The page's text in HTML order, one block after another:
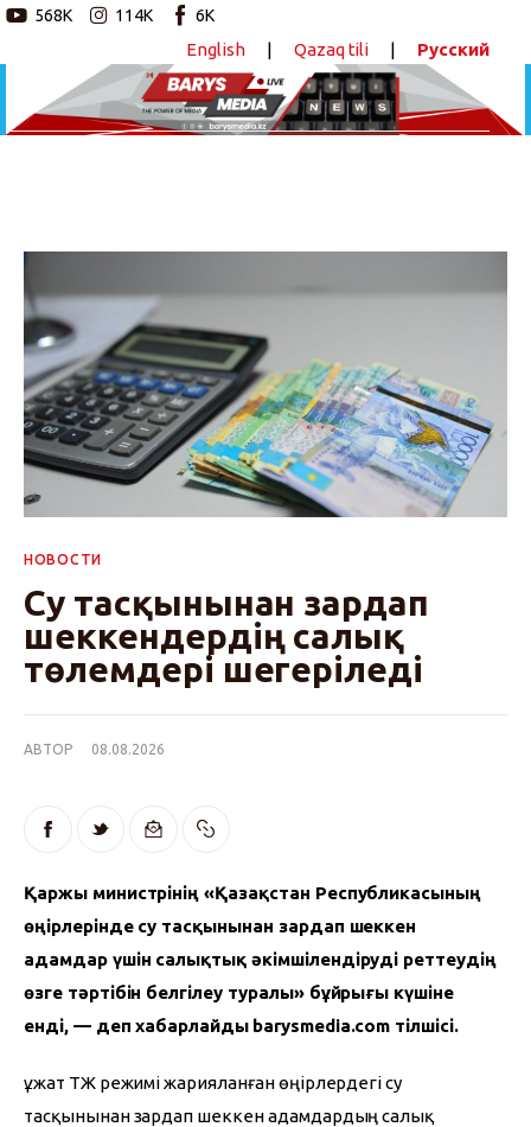
568K 114K 6K
English | Qazaq tili | Русский
Новостной портал
Статьи
Видео
Barys Sport
НОВОСТИ
Су тасқынынан зардап
шеккендердің салық
төлемдері шегеріледі
АВТОР 08.08.2026
Қаржы министрінің «Қазақстан Республикасының
өңірлерінде су тасқынынан зардап шеккен
адамдар үшін салықтық әкімшілендіруді реттеудің
өзге тәртібін белгілеу туралы» бұйрығы күшіне
енді, — деп хабарлайды barysmedia.com тілшісі.
Құжат ТЖ режимі жарияланған өңірлердегі су
тасқынынан зардап шеккен адамдардың салық